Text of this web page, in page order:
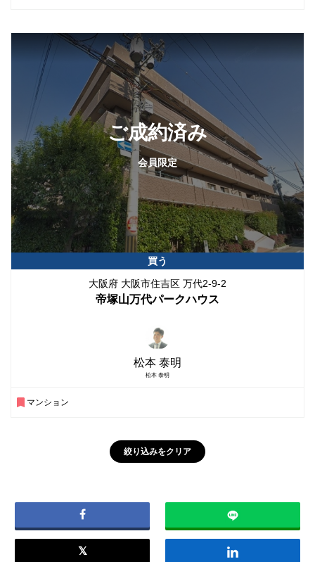
ご成約済み
会員限定
買う
大阪府 大阪市住吉区 万代2-9-2
帝塚山万代パークハウス
松本 泰明
松本 泰明
マンション
絞り込みをクリア